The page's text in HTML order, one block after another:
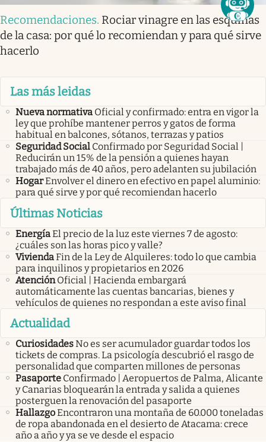
Recomendaciones. Rociar vinagre en las esquinas
de la casa: por qué lo recomiendan y para qué sirve
hacerlo
Las más leidas
Nueva normativa Oficial y confirmado: entra en vigor la
ley que prohíbe mantener perros y gatos de forma
habitual en balcones, sótanos, terrazas y patios
Seguridad Social Confirmado por Seguridad Social |
Reducirán un 15% de la pensión a quienes hayan
trabajado más de 40 años, pero adelanten su jubilación
HogarEnvolver el dinero en efectivo en papel aluminio:
para qué sirve y por qué recomiendan hacerlo
Últimas Noticias
EnergíaEl precio de la luz este viernes 7 de agosto:
¿cuáles son las horas pico y valle?
ViviendaFin de la Ley de Alquileres: todo lo que cambia
para inquilinos y propietarios en 2026
Atención Oficial | Hacienda embargará
automáticamente las cuentas bancarias, bienes y
vehículos de quienes no respondan a este aviso final
Actualidad
CuriosidadesNo es ser acumulador guardar todos los
tickets de compras. La psicología descubrió el rasgo de
personalidad que comparten millones de personas
Pasaporte Confirmado | Aeropuertos de Palma, Alicante
y Canarias bloquearán la entrada y salida a quienes
posterguen la renovación del pasaporte
HallazgoEncontraron una montaña de 60.000 toneladas
de ropa abandonada en el desierto de Atacama: crece
año a año y ya se ve desde el espacio